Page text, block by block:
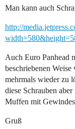
Man kann auch
http://
Auch Euro Panhead
beschriebenen
mehrmals wieder zu
diese Schrauben
Muffen mit
Gruß